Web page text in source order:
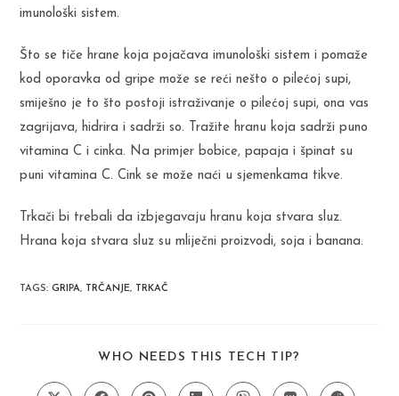
imunološki sistem.
Što se tiče hrane koja pojačava imunološki sistem i pomaže
kod oporavka od gripe može se reći nešto o pilećoj supi,
smiješno je to što postoji istraživanje o pilećoj supi, ona vas
zagrijava, hidrira i sadrži so. Tražite hranu koja sadrži puno
vitamina C i cinka. Na primjer bobice, papaja i špinat su
puni vitamina C. Cink se može naći u sjemenkama tikve.
Trkači bi trebali da izbjegavaju hranu koja stvara sluz.
Hrana koja stvara sluz su mliječni proizvodi, soja i banana.
TAGS:GRIPA, TRČANJE, TRKAČ
WHO NEEDS THIS TECH TIP?
CONTENT